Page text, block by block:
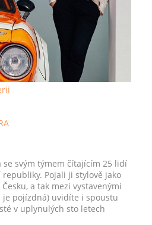
svým týmem čítajícím 25 lidí
Pojali ji stylově jako
a tak mezi vystavenými
je pojízdná) uvidíte i spoustu
v uplynulých sto letech